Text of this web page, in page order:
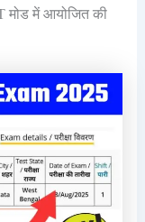
मोड में आयोजित की